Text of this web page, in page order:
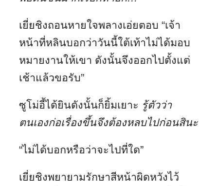
เยี่ยชิงถอนหายใจพลางเอ่ยตอบ “เจ้า
หน้าที่หลินบอกว่าวันนี้ใต้เท้าไม่ได้มอบ
หมายงานให้เขา ดังนั้นจึงออกไปตั้งแต่
เช้าแล้วขอรับ”
ซูโม่อี้ได้ยินดังนั้นก็ยิ้มเยาะ รู้ตัวว่า
ตนเองก่อเรื่องขึ้นจึงต้องหลบไปก่อนสินะ
“ไม่ได้บอกหรือว่าจะไปที่ใด”
เยี่ยชิงพยายามรักษาสีหน้าผิดหวังไว้